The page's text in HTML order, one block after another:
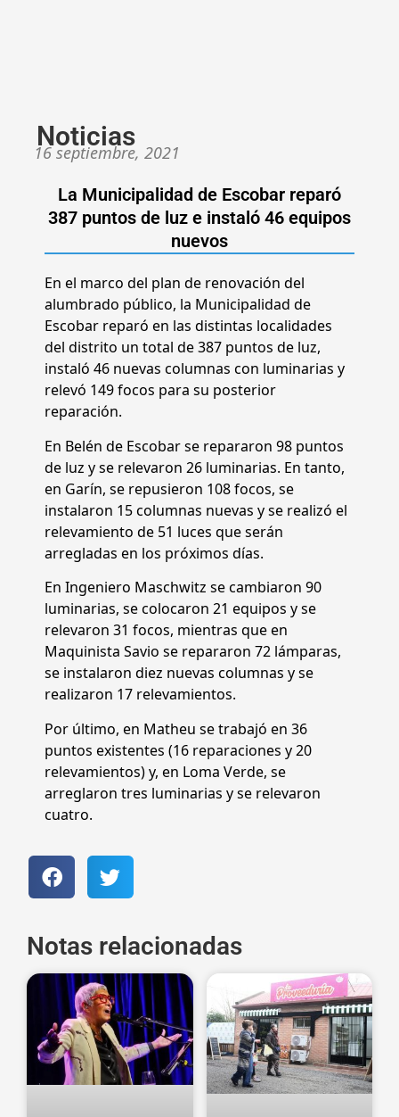
Noticias
16 septiembre, 2021
La Municipalidad de Escobar reparó
387 puntos de luz e instaló 46 equipos
nuevos
En el marco del plan de renovación del
alumbrado público, la Municipalidad de
Escobar reparó en las distintas localidades
del distrito un total de 387 puntos de luz,
instaló 46 nuevas columnas con luminarias y
relevó 149 focos para su posterior
reparación.
En Belén de Escobar se repararon 98 puntos
de luz y se relevaron 26 luminarias. En tanto,
en Garín, se repusieron 108 focos, se
instalaron 15 columnas nuevas y se realizó el
relevamiento de 51 luces que serán
arregladas en los próximos días.
En Ingeniero Maschwitz se cambiaron 90
luminarias, se colocaron 21 equipos y se
relevaron 31 focos, mientras que en
Maquinista Savio se repararon 72 lámparas,
se instalaron diez nuevas columnas y se
realizaron 17 relevamientos.
Por último, en Matheu se trabajó en 36
puntos existentes (16 reparaciones y 20
relevamientos) y, en Loma Verde, se
arreglaron tres luminarias y se relevaron
cuatro.
Notas relacionadas